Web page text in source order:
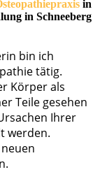
in
in Schneeberg
bin ich
tätig.
Körper als
Teile gesehen
Ihrer
werden.